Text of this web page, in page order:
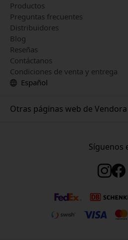
Productos
Preguntas frecuentes
Distribuidores
Blog
Reseñas
Contáctanos
Condiciones de venta y entrega
Español
Otras páginas web de Vendora
www.plaud.se
Síguenos